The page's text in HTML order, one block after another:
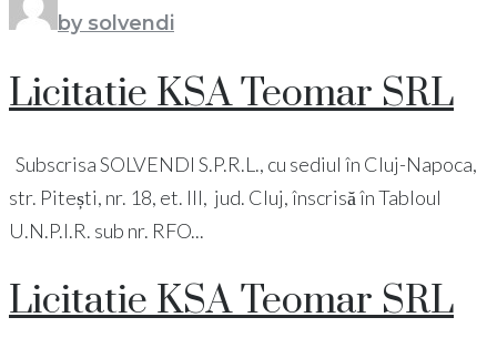
by solvendi
Licitatie KSA Teomar SRL
Subscrisa SOLVENDI S.P.R.L., cu sediul în Cluj-Napoca,
str. Pitești, nr. 18, et. III, jud. Cluj, înscrisă în Tabloul
U.N.P.I.R. sub nr. RFO...
Licitatie KSA Teomar SRL